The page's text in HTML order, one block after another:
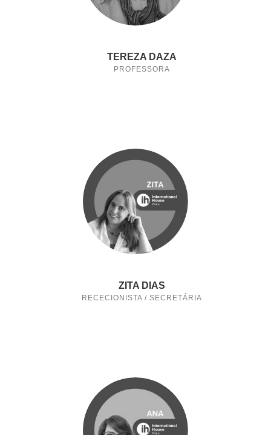
TEREZA DAZA
PROFESSORA
ZITA DIAS
RECECIONISTA / SECRETÁRIA